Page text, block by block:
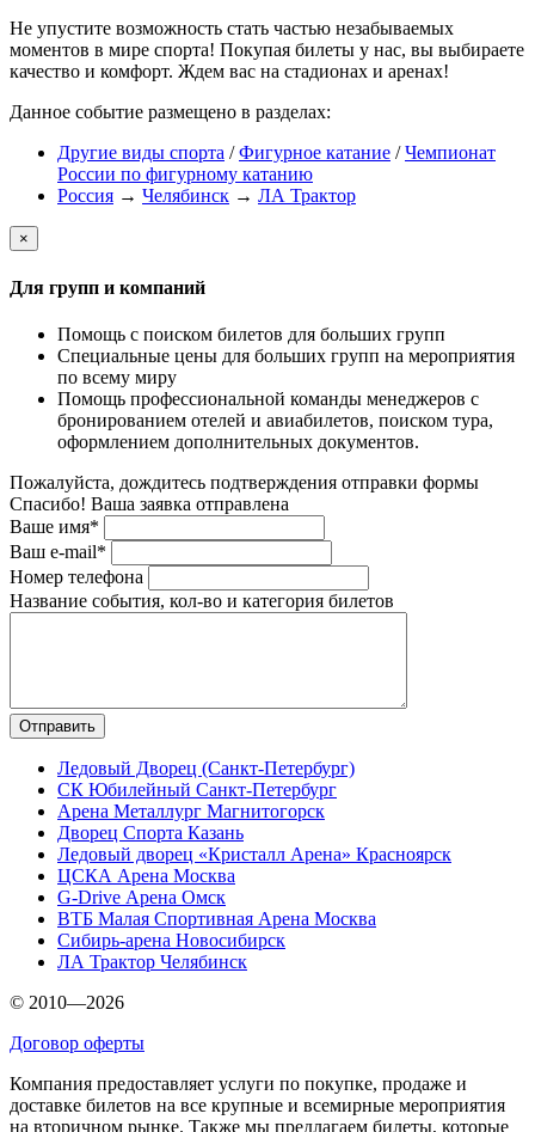
Не упустите возможность стать частью незабываемых
моментов в мире спорта! Покупая билеты у нас, вы выбираете
качество и комфорт. Ждем вас на стадионах и аренах!
Данное событие размещено в разделах:
Другие виды спорта /Фигурное катание /Чемпионат
России по фигурному катанию
Россия → Челябинск → ЛА Трактор
×
Для групп и компаний
Помощь с поиском билетов для больших групп
Специальные цены для больших групп на мероприятия
по всему миру
Помощь профессиональной команды менеджеров с
бронированием отелей и авиабилетов, поиском тура,
оформлением дополнительных документов.
Пожалуйста, дождитесь подтверждения отправки формы
Спасибо! Ваша заявка отправлена
Ваше имя*
Ваш e-mail*
Номер телефона
Название события, кол-во и категория билетов
Ледовый Дворец (Санкт-Петербург)
СК Юбилейный Санкт-Петербург
Арена Металлург Магнитогорск
Дворец Спорта Казань
Ледовый дворец «Кристалл Арена» Красноярск
ЦСКА Арена Москва
G-Drive Арена Омск
ВТБ Малая Спортивная Арена Москва
Сибирь-арена Новосибирск
ЛА Трактор Челябинск
© 2010—2026
Договор оферты
Компания предоставляет услуги по покупке, продаже и
доставке билетов на все крупные и всемирные мероприятия
на вторичном рынке. Также мы предлагаем билеты, которые